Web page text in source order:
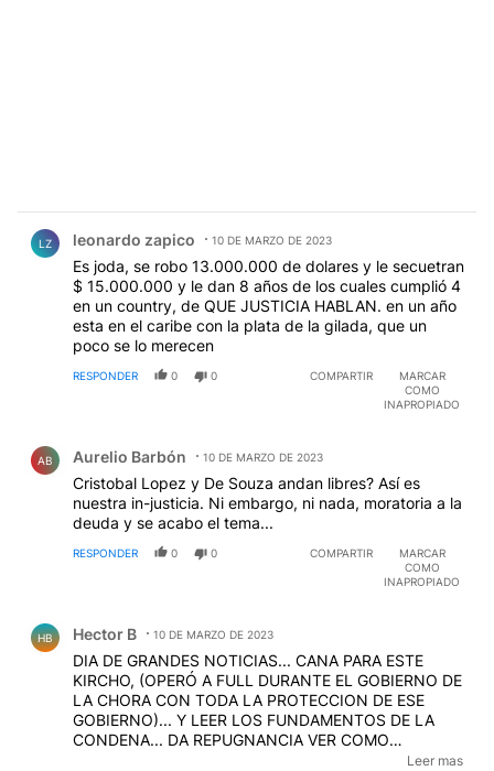
LZ leonardo zapico 10 DE MARZO DE 2023
Es joda, se robo 13.000.000 de dolares y le secuetran
$ 15.000.000 y le dan 8 años de los cuales cumplió 4
en un country, de QUE JUSTICIA HABLAN. en un año
esta en el caribe con la plata de la gilada, que un
poco se lo merecen
RESPONDER 0 0 COMPARTIR
MARCAR
COMO
INAPROPIADO
AB Aurelio Barbón 10 DE MARZO DE 2023
Cristobal Lopez y De Souza andan libres? Así es
nuestra in-justicia. Ni embargo, ni nada, moratoria a la
deuda y se acabo el tema...
RESPONDER 0 0 COMPARTIR
MARCAR
COMO
INAPROPIADO
HB Hector B 10 DE MARZO DE 2023
DIA DE GRANDES NOTICIAS... CANA PARA ESTE
KIRCHO, (OPERÓ A FULL DURANTE EL GOBIERNO DE
LA CHORA CON TODA LA PROTECCION DE ESE
GOBIERNO)... Y LEER LOS FUNDAMENTOS DE LA
CONDENA... DA REPUGNANCIA VER COMO
Leer mas